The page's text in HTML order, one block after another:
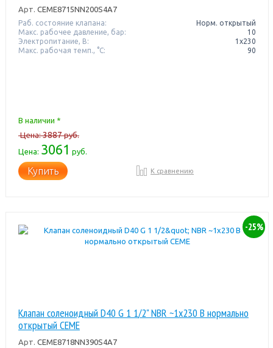
Арт. CEME8715NN200S4A7
Раб. состояние клапана:
Норм. открытый
Макс. рабочее давление, бар:
10
Электропитание, В:
1х230
Макс. рабочая темп., °С:
90
В наличии *
Цена:3887руб.
Цена: 3061 руб.
Купить К сравнению
-25%
Клапан соленоидный D40 G 1 1/2" NBR ~1x230 В нормально
открытый CEME
Арт. CEME8718NN390S4A7